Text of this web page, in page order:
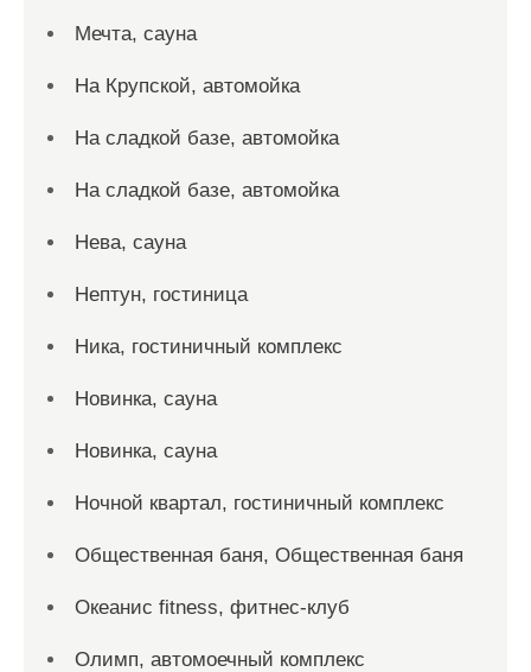
Мечта, сауна
На Крупской, автомойка
На сладкой базе, автомойка
На сладкой базе, автомойка
Нева, сауна
Нептун, гостиница
Ника, гостиничный комплекс
Новинка, сауна
Новинка, сауна
Ночной квартал, гостиничный комплекс
Общественная баня, Общественная баня
Океанис fitness, фитнес-клуб
Олимп, автомоечный комплекс